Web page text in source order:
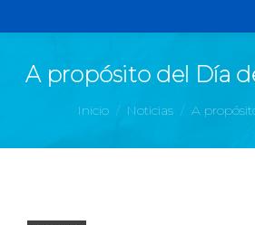
A propósito del Día
Estás aquí:
Inicio Noticias A